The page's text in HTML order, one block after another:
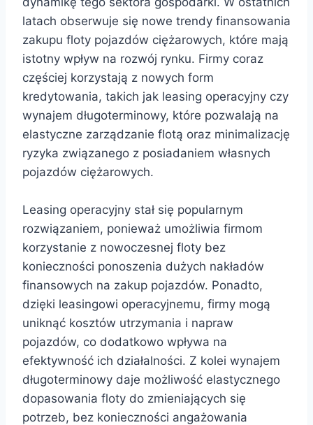
latach obserwuje się nowe trendy finansowania
zakupu floty pojazdów ciężarowych, które mają
istotny wpływ na rozwój rynku. Firmy coraz
częściej korzystają z nowych form
kredytowania, takich jak leasing operacyjny czy
wynajem długoterminowy, które pozwalają na
elastyczne zarządzanie flotą oraz minimalizację
ryzyka związanego z posiadaniem własnych
pojazdów ciężarowych.
Leasing operacyjny stał się popularnym
rozwiązaniem, ponieważ umożliwia firmom
korzystanie z nowoczesnej floty bez
konieczności ponoszenia dużych nakładów
finansowych na zakup pojazdów. Ponadto,
dzięki leasingowi operacyjnemu, firmy mogą
uniknąć kosztów utrzymania i napraw
pojazdów, co dodatkowo wpływa na
efektywność ich działalności. Z kolei wynajem
długoterminowy daje możliwość elastycznego
dopasowania floty do zmieniających się
potrzeb, bez konieczności angażowania